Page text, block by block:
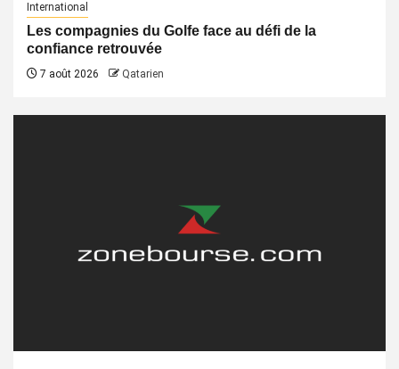
International
Les compagnies du Golfe face au défi de la
confiance retrouvée
7 août 2026 Qatarien